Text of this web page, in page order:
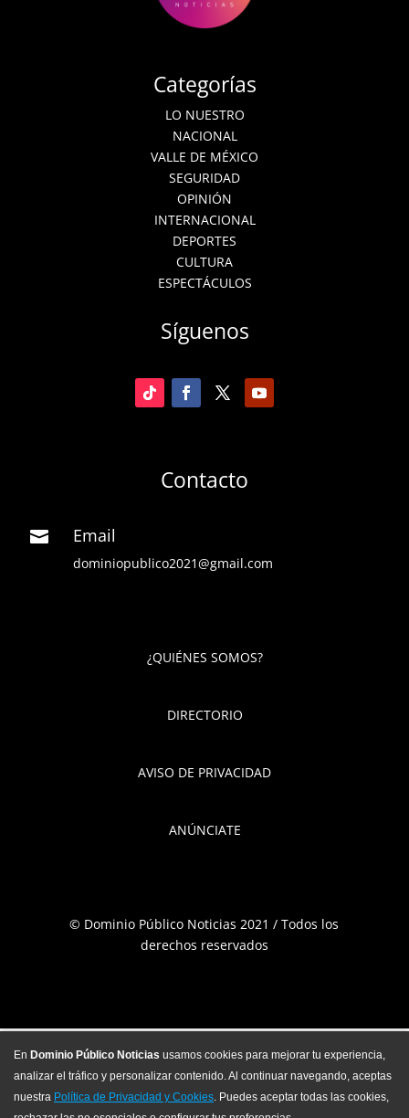
Categorías
LO NUESTRO
NACIONAL
VALLE DE MÉXICO
SEGURIDAD
OPINIÓN
INTERNACIONAL
DEPORTES
CULTURA
ESPECTÁCULOS
Síguenos
Contacto
 Email
dominiopublico2021@gmail.com
¿QUIÉNES SOMOS?
DIRECTORIO
AVISO DE PRIVACIDAD
ANÚNCIATE
© Dominio Público Noticias 2021 / Todos los
derechos reservados
En Dominio Público Noticias usamos cookies para mejorar tu experiencia,
analizar el tráfico y personalizar contenido. Al continuar navegando, aceptas
nuestra Política de Privacidad y Cookies. Puedes aceptar todas las cookies,